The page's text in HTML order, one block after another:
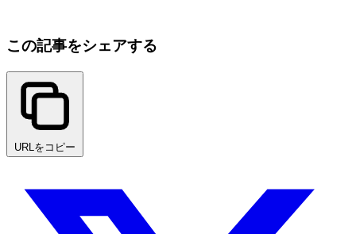
この記事をシェアする
URLをコピー